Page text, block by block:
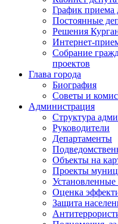
График приема
Постоянные
Решения
Интернет-
Собрание
проектов
Глава города
Биография
Советы и
Администрация
Структура
Руководители
Департаменты
Объекты на
Проекты
Оценка
Защита